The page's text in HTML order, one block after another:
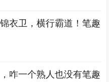
衣卫，横行霸道！笔趣
咋一个熟人也没有笔趣